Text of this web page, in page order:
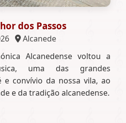
dos Passos
Alcanede
Alcanedense voltou a
uma das grandes
e convívio da nossa vila, ao
e da tradição alcanedense.